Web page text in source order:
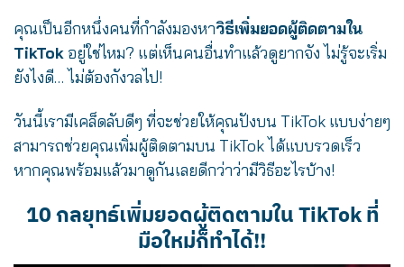
คุณเป็นอีกหนึ่งคนที่กำลังมองหาวิธีเพิ่มยอดผู้ติดตามใน
TikTok อยู่ใช่ไหม? แต่เห็นคนอื่นทำแล้วดูยากจัง ไม่รู้จะเริ่ม
ยังไงดี… ไม่ต้องกังวลไป!
วันนี้เรามีเคล็ดลับดีๆ ที่จะช่วยให้คุณปังบน TikTok แบบง่ายๆ
สามารถช่วยคุณเพิ่มผู้ติดตามบน TikTok ได้แบบรวดเร็ว
หากคุณพร้อมแล้วมาดูกันเลยดีกว่าว่ามีวิธีอะไรบ้าง!
10 กลยุทธ์เพิ่มยอดผู้ติดตามใน TikTok ที่
มือใหม่ก็ทำได้!!